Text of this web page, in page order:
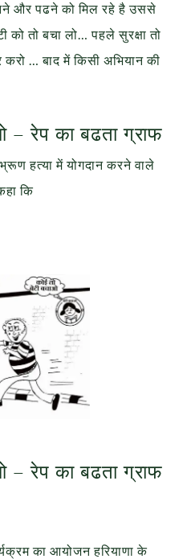
और पढने को मिल रहे है उससे
को तो बचा लो… पहले सुरक्षा तो
करो … बाद में किसी अभियान की
– रेप का बढता ग्राफ
हत्या में योगदान करने वाले
कि
– रेप का बढता ग्राफ
का आयोजन हरियाणा के